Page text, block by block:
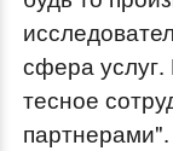
сфера
тесное
партнерами".